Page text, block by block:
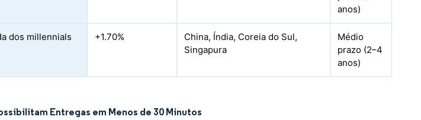
anos)
dos millennials
+1.70%
China, Índia, Coreia do Sul,
Singapura
Médio
prazo (2–4
anos)
Entregas em Menos de 30 Minutos